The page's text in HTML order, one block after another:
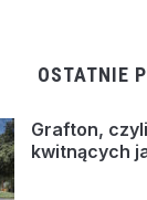
OSTATNIE
Grafton,
kwitnących